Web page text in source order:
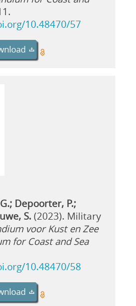
10.48470/57
Depoorter, P.;
S.(2023). Military
voor Kust en Zee
for Coast and Sea
10.48470/58